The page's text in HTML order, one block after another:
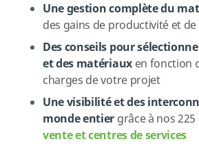
Une gestion complète du
des gains de productivité et
Des conseils pour
et des matériaux en fonction
charges de votre projet
Une visibilité et des
monde entier grâce à nos 225
vente et centres de services